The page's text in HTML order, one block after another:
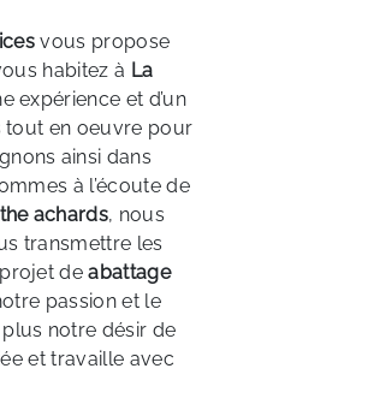
vous propose
habitez à La
expérience et d’un
tout en oeuvre pour
ainsi dans
à l’écoute de
achards, nous
transmettre les
projet deabattage
passion et le
notre désir de
et travaille avec